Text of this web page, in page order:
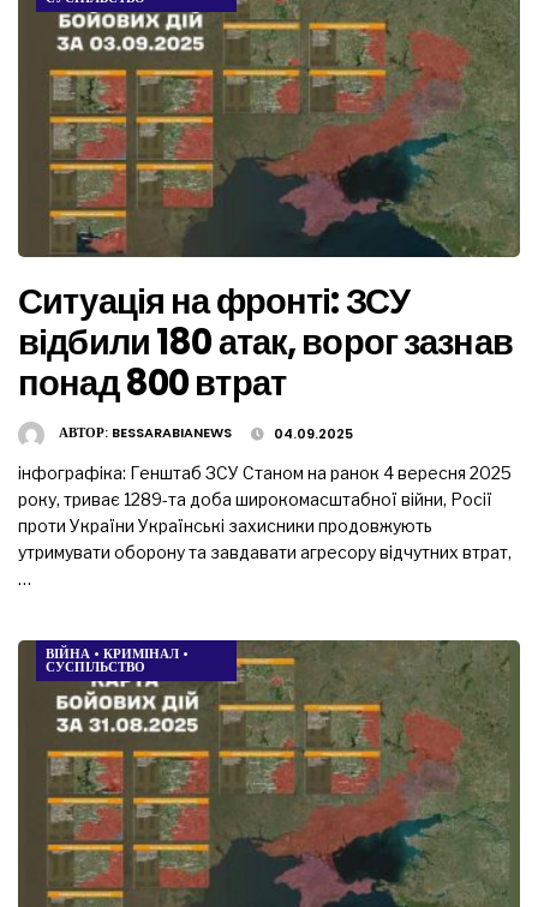
Ситуація на фронті: ЗСУ
відбили 180 атак, ворог зазнав
понад 800 втрат
АВТОР: BESSARABIANEWS 04.09.2025
інфографіка: Генштаб ЗСУ Станом на ранок 4 вересня 2025
року, триває 1289-та доба широкомасштабної війни, Росії
проти України Українські захисники продовжують
утримувати оборону та завдавати агресору відчутних втрат,
…
ВІЙНА • КРИМІНАЛ •
СУСПІЛЬСТВО